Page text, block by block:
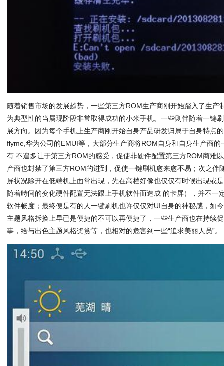
随着销售市场的发展趋势，一些第三方ROM生产商刚开始踏入了生产
为典型性的当属现阶段非常取得成功的小米手机。一些则伴随着一键
展方向。因为每个手机上生产商刚开始自身产品研发归属于自身特点
flyme,华为公司的EMUI等，大部分生产商将ROM自身和自身生产商
有 不遑多让于第三方ROM的感受，促使非硬件配置第三方ROM商难
产商也封禁了第三方ROM的进到，促使一键刷机愈来愈不易；次之伴
屏状况除开在低端机上面常出現，先在高档好像也仅仅有时候出現或
随着時间的变化硬件配置无法跟上手机软件而造成 的卡屏），并不一
软件畅度；最终便是有的人一键刷机也许仅仅对UI自身的神秘感，如
主题风格拆换上早已是便捷的不可以再便捷了，一些生产商也在持续
事，给与出色主题风格奖赏等，也相对的危害到一些“追求美丽人员”。